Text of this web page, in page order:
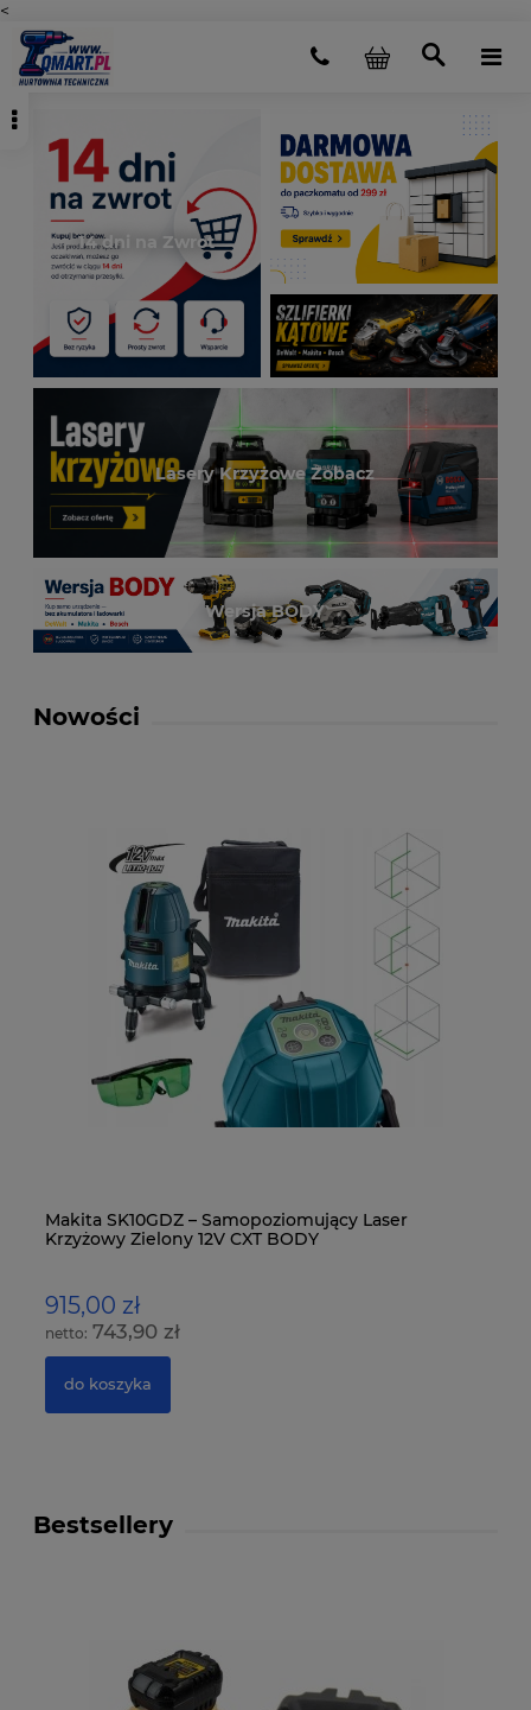
<
14 dni na Zwrot
Lasery Krzyżowe Zobacz
Wersja BODY
Nowości
Makita SK10GDZ – Samopoziomujący Laser
Krzyżowy Zielony 12V CXT BODY
915,00 zł
743,90 zł
do koszyka
Bestsellery